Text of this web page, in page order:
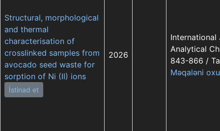
Structural, morphological
and thermal
characterisation of
crosslinked samples from
avocado seed waste for
sorption of Ni (II) ions
İstinad et
2026
International
Analytical
843-866 /
Məqaləni oxu